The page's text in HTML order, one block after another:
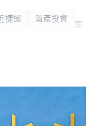
層四戶、戶戶邊間南
席。
捷運 置產投資